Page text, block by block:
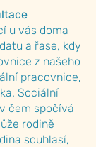
u vás doma
a řase, kdy
z našeho
pracovnice,
Sociální
čem spočívá
rodině
souhlasí,